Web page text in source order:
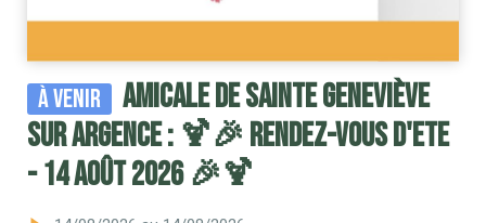
À venir
Amicale de Sainte Geneviève
sur Argence : 🍹🎉 RENDEZ-VOUS D'ETE
- 14 AOÛT 2026 🎉🍹